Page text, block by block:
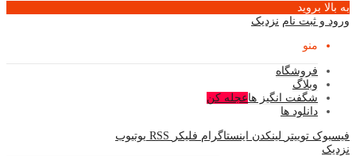
به بالا بروید
ورود و ثبت نام نزدیک
منو
فروشگاه
وبلاگ
شگفت انگیز هاعجله کن
دانلود ها
فیسبوک توییتر لینکدن اینستاگرام فلیکر RSS یوتیوب
نزدیک